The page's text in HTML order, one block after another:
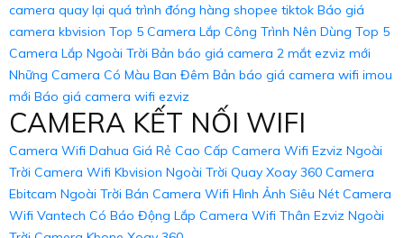
camera quay lại quá trình đóng hàng shopee tiktok Báo giá
camera kbvision Top 5 Camera Lắp Công Trình Nên Dùng Top 5
Camera Lắp Ngoài Trời Bản báo giá camera 2 mắt ezviz mới
Những Camera Có Màu Ban Đêm Bản báo giá camera wifi imou
mới Báo giá camera wifi ezviz
CAMERA KẾT NỐI WIFI
Camera Wifi Dahua Giá Rẻ Cao Cấp Camera Wifi Ezviz Ngoài
Trời Camera Wifi Kbvision Ngoài Trời Quay Xoay 360 Camera
Ebitcam Ngoài Trời Bán Camera Wifi Hình Ảnh Siêu Nét Camera
Wifi Vantech Có Báo Động Lắp Camera Wifi Thân Ezviz Ngoài